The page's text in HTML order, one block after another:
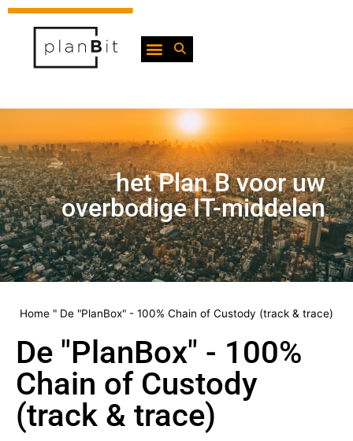
het Plan B voor uw
overbodige IT-middelen
Home " De "PlanBox" - 100% Chain of Custody (track & trace)
De "PlanBox" - 100%
Chain of Custody
(track & trace)